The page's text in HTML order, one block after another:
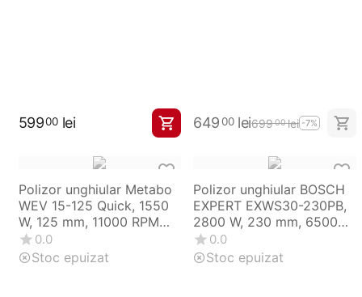
59900 lei 64900 lei69900lei -7%
Polizor unghiular Metabo
WEV 15-125 Quick, 1550
W, 125 mm, 11000 RPM
(600468000)
0.0
Stoc epuizat
Polizor unghiular BOSCH
EXPERT EXWS30-230PB,
2800 W, 230 mm, 6500
RPM (06018G1101)
0.0
Stoc epuizat